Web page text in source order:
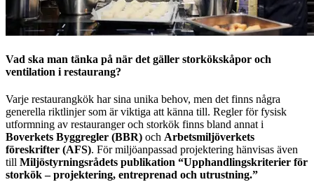
Vad ska man tänka på när det gäller storkökskåpor och
ventilation i restaurang?
Varje restaurangkök har sina unika behov, men det finns några
generella riktlinjer som är viktiga att känna till. Regler för fysisk
utformning av restauranger och storkök finns bland annat i
Boverkets Byggregler (BBR) och Arbetsmiljöverkets
föreskrifter (AFS). För miljöanpassad projektering hänvisas även
till Miljöstyrningsrådets publikation “Upphandlingskriterier för
storkök – projektering, entreprenad och utrustning.”